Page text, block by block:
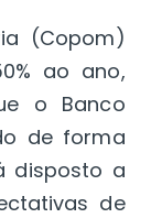
(Copom)
ao ano,
o Banco
de forma
disposto a
de